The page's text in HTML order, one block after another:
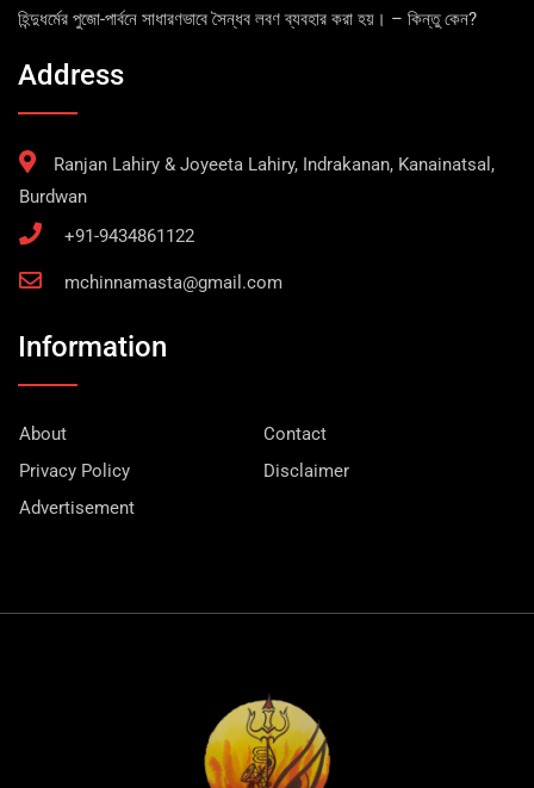
হিন্দুধর্মের পুজো-পার্বনে সাধারণভাবে সৈন্ধব লবণ ব্যবহার করা হয়। – কিন্তু কেন?
Address
Ranjan Lahiry & Joyeeta Lahiry, Indrakanan, Kanainatsal,
Burdwan
+91-9434861122
mchinnamasta@gmail.com
Information
About
Contact
Privacy Policy
Disclaimer
Advertisement